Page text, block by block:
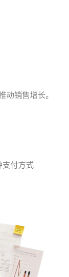
动销售增长。
支付方式